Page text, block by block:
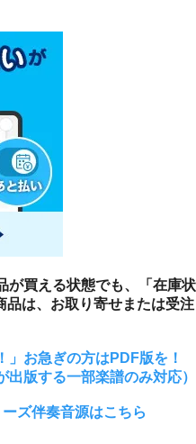
が買える状態でも、「在庫状
品は、お取り寄せまたは受注
お急ぎの方はPDF版を！
版する一部楽譜のみ対応）
ズ伴奏音源はこちら